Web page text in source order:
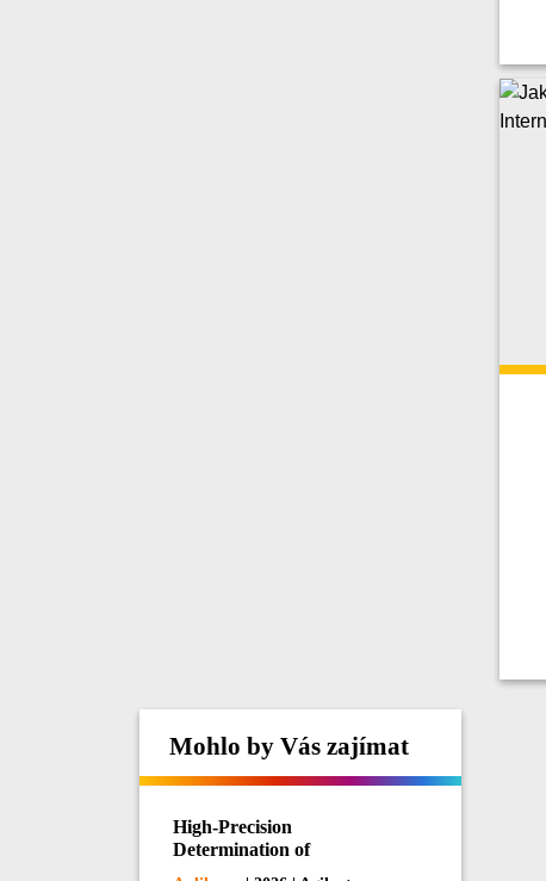
Mohlo by Vás zajímat
High-Precision
Determination of